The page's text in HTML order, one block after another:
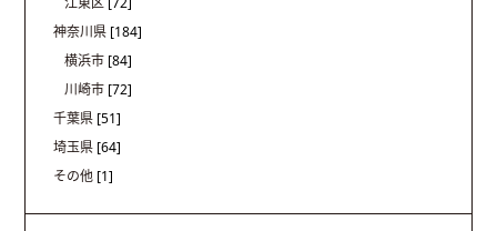
神奈川県 [184]
横浜市 [84]
川崎市 [72]
千葉県 [51]
埼玉県 [64]
その他 [1]